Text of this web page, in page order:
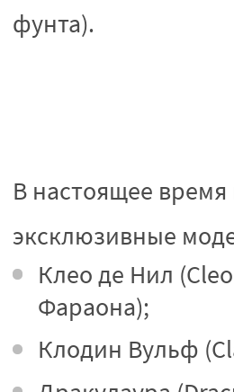
фунта).
В настоящее
эксклюзивные
Клео де Нил
Фараона);
Клодин Вульф